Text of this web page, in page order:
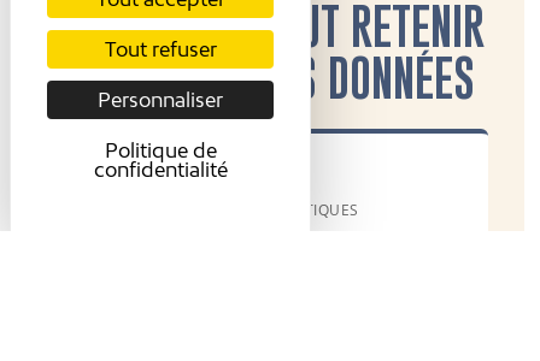
📌 CE QU’IL FAUT RETENIR
DES DERNIÈRES DONNÉES
EMPLOIS TOURISTIQUES
+1,33 % en 2024
Tout refuser
Personnaliser
Politique de
confidentialité